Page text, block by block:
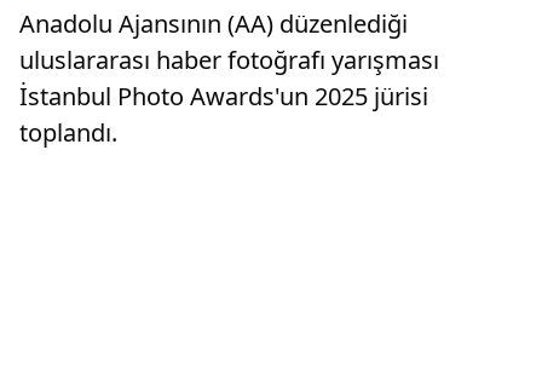
Anadolu Ajansının (AA) düzenlediği
uluslararası haber fotoğrafı yarışması
İstanbul Photo Awards'un 2025 jürisi
toplandı.